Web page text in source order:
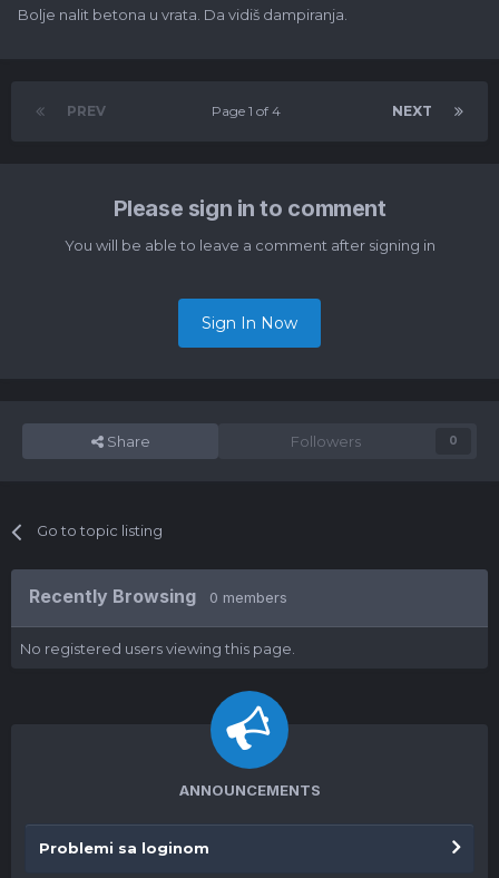
Bolje nalit betona u vrata. Da vidiš dampiranja.
PREV NEXT
Page 1 of 4
Please sign in to comment
You will be able to leave a comment after signing in
Sign In Now
Share Followers 0
Go to topic listing
Recently Browsing 0 members
No registered users viewing this page.
ANNOUNCEMENTS
Problemi sa loginom